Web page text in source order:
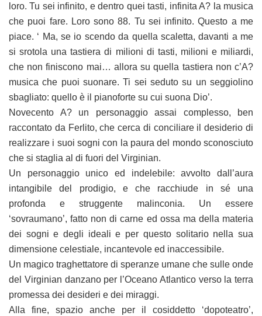
loro. Tu sei infinito, e dentro quei tasti, infinita A? la musica
che puoi fare. Loro sono 88. Tu sei infinito. Questo a me
piace. ‘ Ma, se io scendo da quella scaletta, davanti a me
si srotola una tastiera di milioni di tasti, milioni e miliardi,
che non finiscono mai… allora su quella tastiera non c’A?
musica che puoi suonare. Ti sei seduto su un seggiolino
sbagliato: quello è il pianoforte su cui suona Dio’.
Novecento A? un personaggio assai complesso, ben
raccontato da Ferlito, che cerca di conciliare il desiderio di
realizzare i suoi sogni con la paura del mondo sconosciuto
che si staglia al di fuori del Virginian.
Un personaggio unico ed indelebile: avvolto dall’aura
intangibile del prodigio, e che racchiude in sé una
profonda e struggente malinconia. Un essere
‘sovraumano’, fatto non di carne ed ossa ma della materia
dei sogni e degli ideali e per questo solitario nella sua
dimensione celestiale, incantevole ed inaccessibile.
Un magico traghettatore di speranze umane che sulle onde
del Virginian danzano per l’Oceano Atlantico verso la terra
promessa dei desideri e dei miraggi.
Alla fine, spazio anche per il cosiddetto ‘dopoteatro’,